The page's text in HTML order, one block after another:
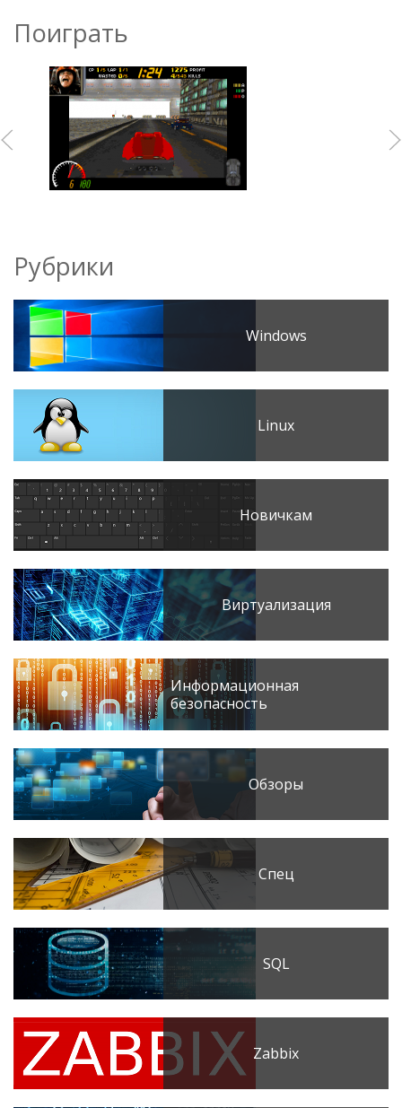
Поиграть
Рубрики
Windows
Linux
Новичкам
Виртуализация
Информационная
безопасность
Обзоры
Спец
SQL
Zabbix